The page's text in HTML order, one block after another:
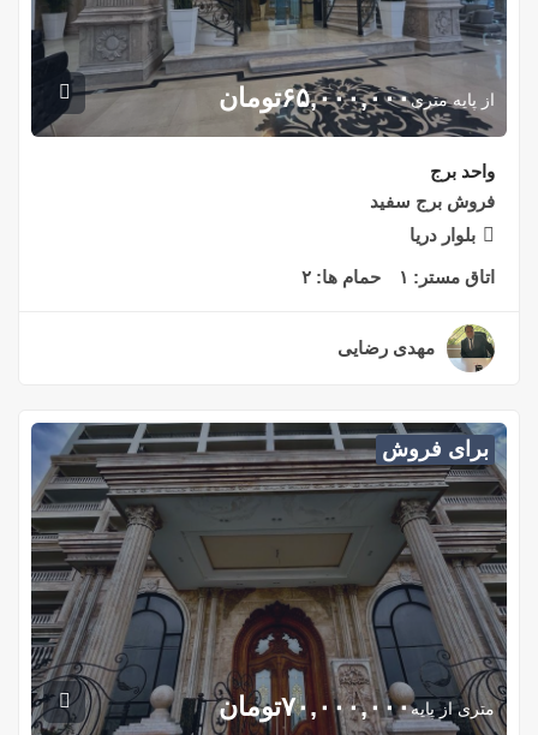
از پایه متری۶۵,۰۰۰,۰۰۰تومان
واحد برج
فروش برج سفید
بلوار دریا
اتاق مستر: ۱ حمام ها: ۲
مهدی رضایی
برای فروش
متری از پایه۷۰,۰۰۰,۰۰۰تومان